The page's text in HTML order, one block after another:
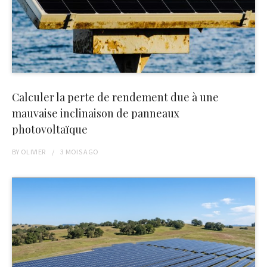
Calculer la perte de rendement due à une
mauvaise inclinaison de panneaux
photovoltaïque
BY OLIVIER 3 MOISAGO